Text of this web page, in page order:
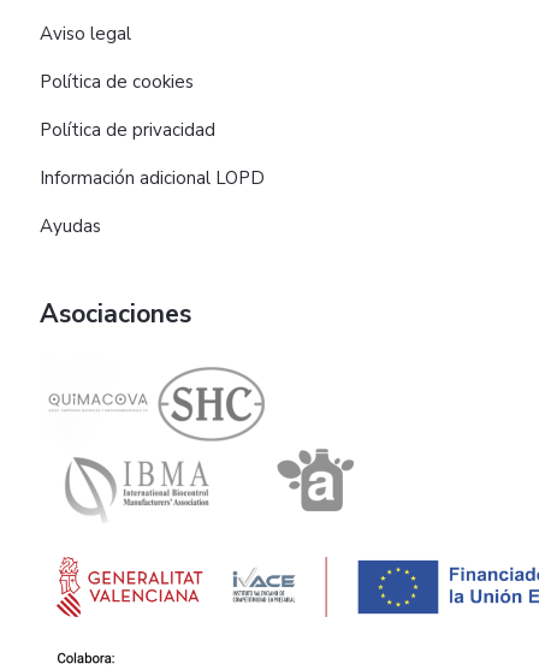
Aviso legal
Política de cookies
Política de privacidad
Información adicional LOPD
Ayudas
Asociaciones